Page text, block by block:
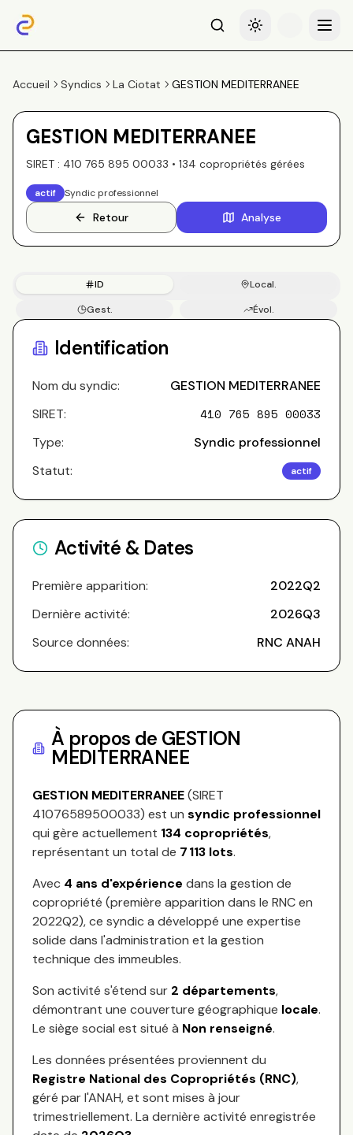
RechercheBasculer le thème
Menu
Accueil Syndics La Ciotat GESTION MEDITERRANEE
GESTION MEDITERRANEE
SIRET : 410 765 895 00033 • 134 copropriétés gérées
actif Syndic professionnel
Retour Analyse
ID
Local.
Gest.
Évol.
Identification
Nom du syndic:
GESTION MEDITERRANEE
SIRET:
410 765 895 00033
Type:
Syndic professionnel
Statut:
actif
Activité & Dates
Première apparition:
2022Q2
Dernière activité:
2026Q3
Source données:
RNC ANAH
À propos de GESTION
MEDITERRANEE
GESTION MEDITERRANEE(SIRET
41076589500033) est un syndic professionnel
qui gère actuellement 134 copropriétés,
représentant un total de 7 113 lots.
Avec 4 ans d'expérience dans la gestion de
copropriété (première apparition dans le RNC en
2022Q2), ce syndic a développé une expertise
solide dans l'administration et la gestion
technique des immeubles.
Son activité s'étend sur 2 départements,
démontrant une couverture géographique locale.
Le siège social est situé à Non renseigné.
Les données présentées proviennent du
Registre National des Copropriétés (RNC),
géré par l'ANAH, et sont mises à jour
trimestriellement. La dernière activité enregistrée